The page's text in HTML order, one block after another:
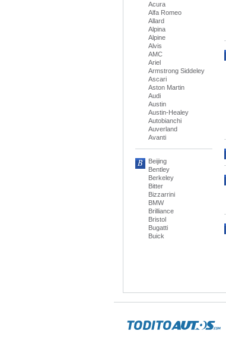
Acura
Alfa Romeo
Allard
Alpina
Alpine
Alvis
AMC
Ariel
Armstrong Siddeley
Ascari
Aston Martin
Audi
Austin
Austin-Healey
Autobianchi
Auverland
Avanti
B
Beijing
Bentley
Berkeley
Bitter
Bizzarrini
BMW
Brilliance
Bristol
Bugatti
Buick